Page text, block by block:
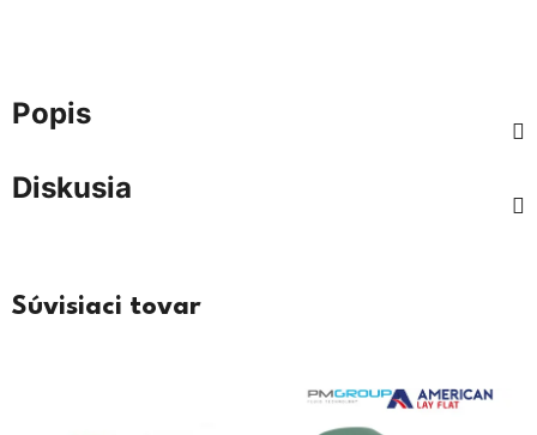
Popis
Diskusia
Súvisiaci tovar